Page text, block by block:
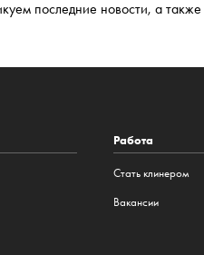
последние новости, а также
Работа
Стать клинером
Вакансии